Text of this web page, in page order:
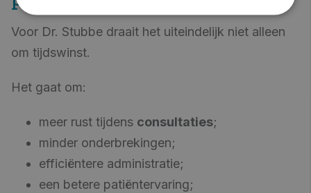
Voor Dr. Stubbe draait het uiteindelijk niet alleen
om tijdswinst.
Het gaat om:
meer rust tijdens consultaties;
minder onderbrekingen;
efficiëntere administratie;
een betere patiëntervaring;